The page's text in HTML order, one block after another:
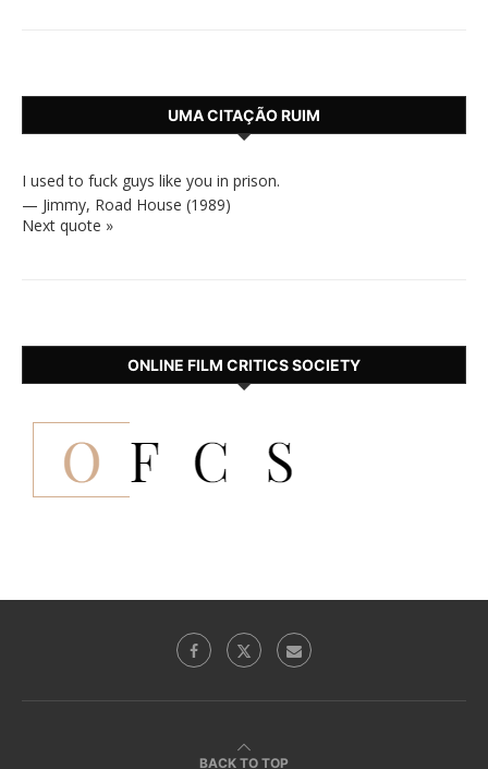
UMA CITAÇÃO RUIM
I used to fuck guys like you in prison.
— Jimmy, Road House (1989)
Next quote »
ONLINE FILM CRITICS SOCIETY
BACK TO TOP